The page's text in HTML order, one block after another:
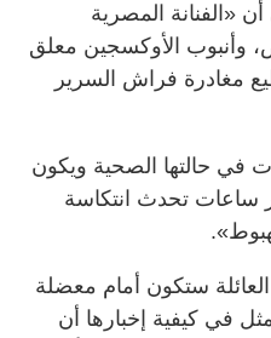
«الفنانة المصرية
وأنبوب الأوكسجين معلق
مغادرة فراش السرير
حالتها الصحية ويكون
ساعات تحدث انتكاسة
ستكون أمام معضلة
في كيفية إخبارها أن